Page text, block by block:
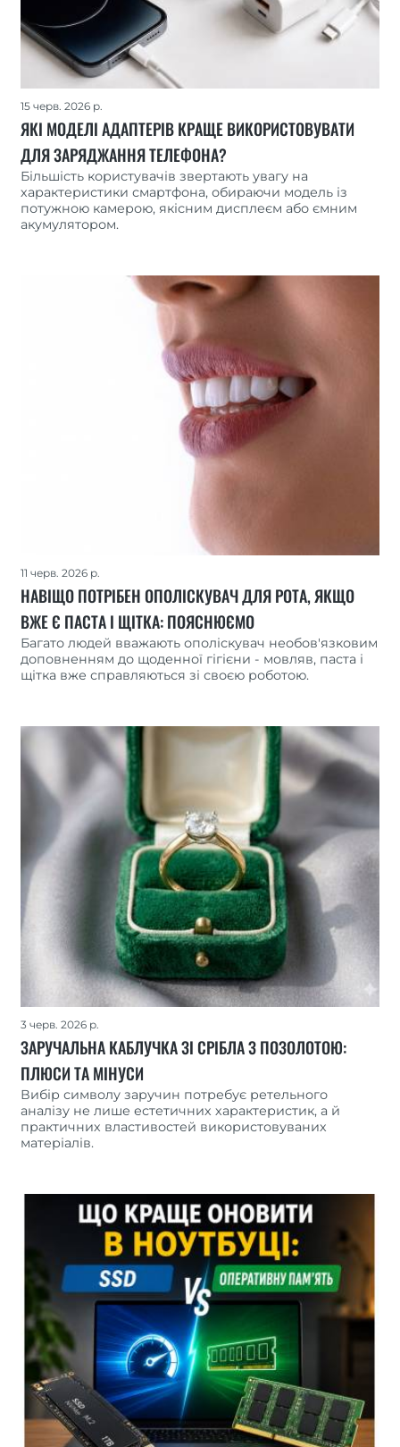
15 черв. 2026 р.
ЯКІ МОДЕЛІ АДАПТЕРІВ КРАЩЕ ВИКОРИСТОВУВАТИ
ДЛЯ ЗАРЯДЖАННЯ ТЕЛЕФОНА?
Більшість користувачів звертають увагу на
характеристики смартфона, обираючи модель із
потужною камерою, якісним дисплеєм або ємним
акумулятором.
11 черв. 2026 р.
НАВІЩО ПОТРІБЕН ОПОЛІСКУВАЧ ДЛЯ РОТА, ЯКЩО
ВЖЕ Є ПАСТА І ЩІТКА: ПОЯСНЮЄМО
Багато людей вважають ополіскувач необов'язковим
доповненням до щоденної гігієни - мовляв, паста і
щітка вже справляються зі своєю роботою.
3 черв. 2026 р.
ЗАРУЧАЛЬНА КАБЛУЧКА ЗІ СРІБЛА З ПОЗОЛОТОЮ:
ПЛЮСИ ТА МІНУСИ
Вибір символу заручин потребує ретельного
аналізу не лише естетичних характеристик, а й
практичних властивостей використовуваних
матеріалів.